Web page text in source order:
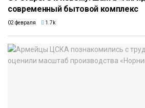
современный бытовой комплекс
02 февраля 1.7k